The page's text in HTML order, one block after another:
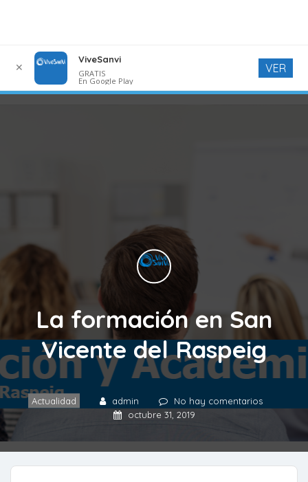
La formación en San
Vicente del Raspeig
Actualidad admin
No hay comentarios
octubre 31, 2019
✕
ViveSanvi
GRATIS
En Google Play
VER